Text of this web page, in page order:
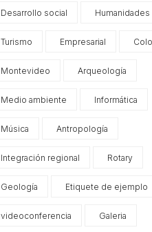
Desarrollo social Humanidades
Turismo Empresarial
Montevideo Arqueología
Medio ambiente Informática
Música Antropología
Integración regional Rotary
Geología Etiquete de ejemplo
videoconferencia Galeria